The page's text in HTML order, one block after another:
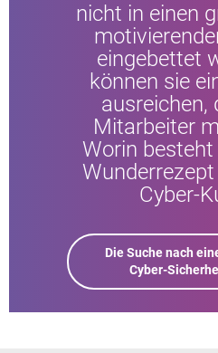
nicht in einen
eingebettet
können sie
ausreichen,
Mitarbeiter
Worin
Cyber-
Die Suche nach
Cyber-